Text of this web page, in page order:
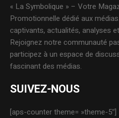
« La Symbolique » – Votre
Promotionnelle dédié aux
captivants, actualités, analyses
Rejoignez notre communauté
participez à un espace de
fascinant des médias.
SUIVEZ-NOUS
[aps-counter theme= »theme-5″]